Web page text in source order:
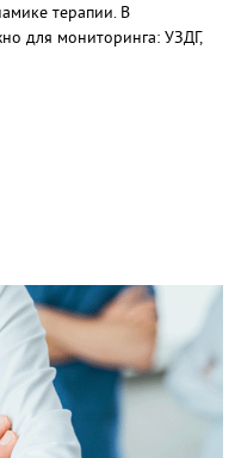
терапии. В
для мониторинга: УЗДГ,